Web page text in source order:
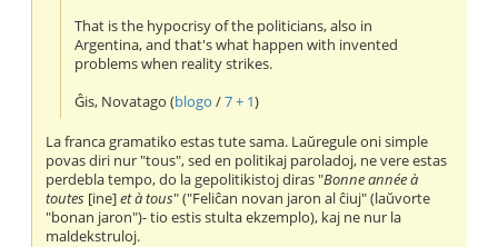
That is the hypocrisy of the politicians, also in
Argentina, and that's what happen with invented
problems when reality strikes.
Ĝis, Novatago (blogo /7 + 1)
La franca gramatiko estas tute sama. Laŭregule oni simple
povas diri nur "tous", sed en politikaj paroladoj, ne vere estas
perdebla tempo, do la gepolitikistoj diras "Bonne année à
toutes [ine]et à tous" ("Feliĉan novan jaron al ĉiuj" (laŭvorte
"bonan jaron")- tio estis stulta ekzemplo), kaj ne nur la
maldekstruloj.